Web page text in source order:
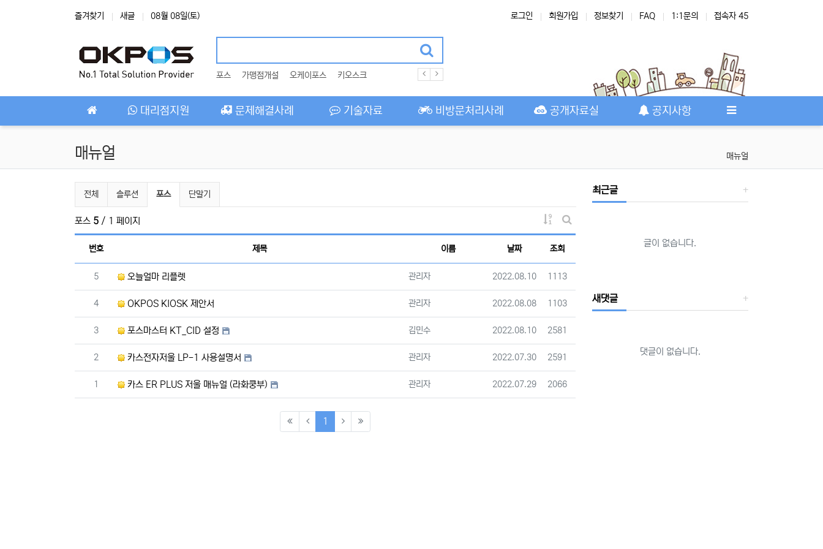
즐겨찾기 새글 08월 08일(토) 로그인 회원가입 정보찾기 FAQ 1:1문의 접속자 45
포스 가맹점개설 오케이포스 키오스크
대리점지원 문제해결사례 기술자료 비방문처리사례 공개자료실 공지사항
매뉴얼 매뉴얼
매뉴얼 분류 목록
전체 솔루션 현재 분류
포스 단말기
포스 5 / 1 페이지
게시물 정렬
게시판 검색
번호
제목 이름 날짜 조회
번호
5 오늘얼마 리플렛 등록자
관리자 등록일
2022.08.10 조회
1113
번호
4 OKPOS KIOSK 제안서 등록자
관리자 등록일
2022.08.08 조회
1103
번호
3 포스마스터 KT_CID 설정 등록자
김민수 등록일
2022.08.10 조회
2581
번호
2 카스전자저울 LP-1 사용설명서 등록자
관리자 등록일
2022.07.30 조회
2591
번호
1 카스 ER PLUS 저울 매뉴얼 (라화쿵부) 등록자
관리자 등록일
2022.07.29 조회
2066
1 (current)
최근글
글이 없습니다.
새댓글
댓글이 없습니다.